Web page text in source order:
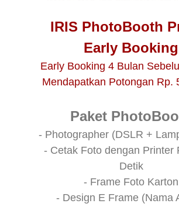
IRIS PhotoBooth
Early Booking
Early Booking 4 Bulan
Mendapatkan Potongan Rp.
Paket
- Photographer (DSLR +
- Cetak Foto dengan Printer
Detik
- Frame Foto Karton
- Design E Frame (Nama